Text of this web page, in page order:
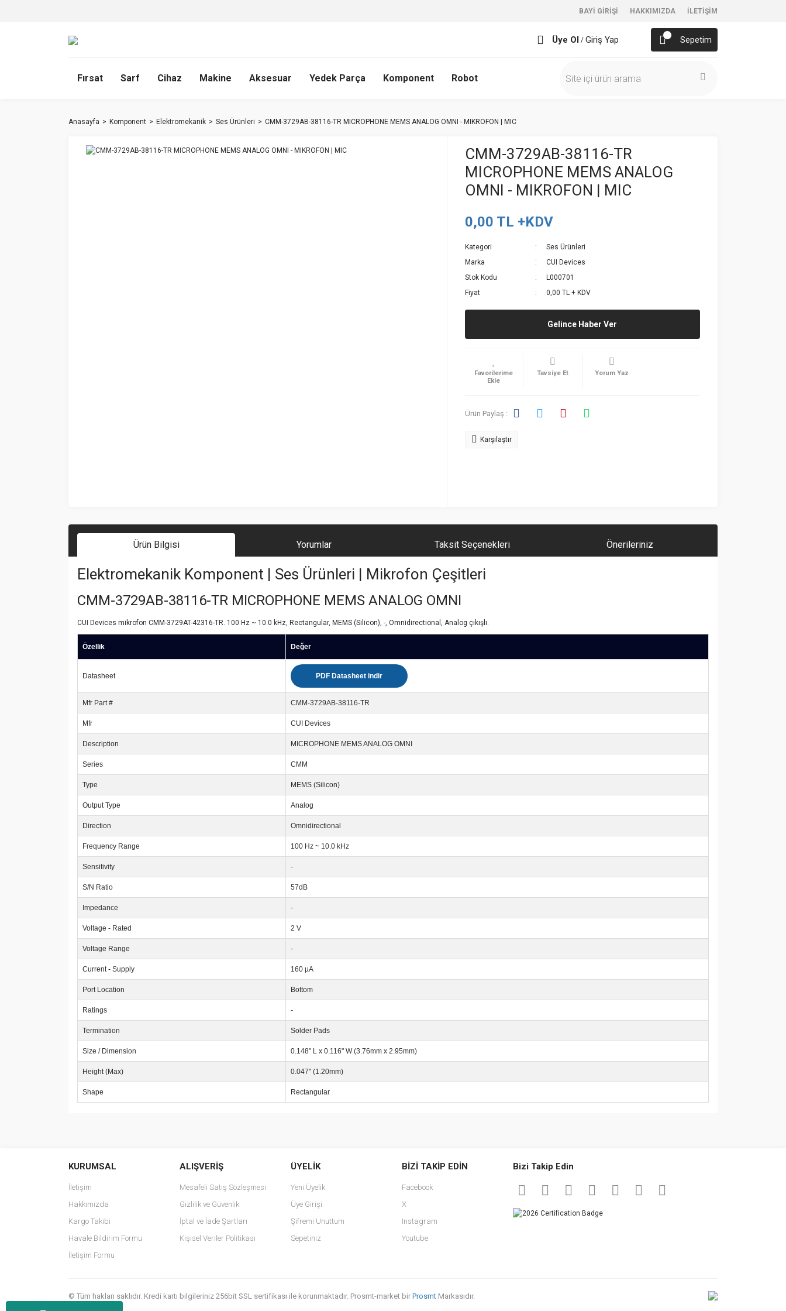
BAYİ GİRİŞİ HAKKIMIZDA İLETİŞİM
Üye Ol / Giriş Yap Sepetim
Fırsat Sarf Cihaz Makine Aksesuar Yedek Parça Komponent Robot
Anasayfa Komponent Elektromekanik Ses Ürünleri CMM-3729AB-38116-TR MICROPHONE MEMS ANALOG OMNI - MIKROFON | MIC
CMM-3729AB-38116-TR
MICROPHONE MEMS ANALOG
OMNI - MIKROFON | MIC
0,00 TL +KDV
Kategori
Ses Ürünleri
Marka
CUI Devices
Stok Kodu
L000701
Fiyat
0,00 TL + KDV
Gelince Haber Ver
Tavsiye Et Yorum Yaz
Ürün Paylaş :
Karşılaştır
Ürün Bilgisi Yorumlar Taksit Seçenekleri Önerileriniz
Elektromekanik Komponent | Ses Ürünleri | Mikrofon Çeşitleri
CMM-3729AB-38116-TR MICROPHONE MEMS ANALOG OMNI
CUI Devices mikrofon CMM-3729AT-42316-TR. 100 Hz ~ 10.0 kHz, Rectangular, MEMS (Silicon), -, Omnidirectional, Analog çıkışlı.
Özellik Değer
Datasheet PDF Datasheet indir
Mfr Part # CMM-3729AB-38116-TR
Mfr CUI Devices
Description MICROPHONE MEMS ANALOG OMNI
Series CMM
Type MEMS (Silicon)
Output Type Analog
Direction Omnidirectional
Frequency Range 100 Hz ~ 10.0 kHz
Sensitivity -
S/N Ratio 57dB
Impedance -
Voltage - Rated 2 V
Voltage Range -
Current - Supply 160 µA
Port Location Bottom
Ratings -
Termination Solder Pads
Size / Dimension 0.148" L x 0.116" W (3.76mm x 2.95mm)
Height (Max) 0.047" (1.20mm)
Shape Rectangular
Ürün resmi kalitesiz, bozuk veya görüntülenemiyor.
Ürün açıklamasında eksik bilgiler bulunuyor.
Ürün bilgilerinde hatalar bulunuyor.
Ürün fiyatı diğer sitelerden daha pahalı.
KURUMSAL
İletişim
Hakkımızda
Kargo Takibi
Havale Bildirim Formu
İletişim Formu
ALIŞVERİŞ
Mesafeli Satış Sözleşmesi
Gizlilik ve Güvenlik
İptal ve İade Şartları
Kişisel Veriler Politikası
ÜYELİK
Yeni Üyelik
Üye Girişi
Şifremi Unuttum
Sepetiniz
BİZİ TAKİP EDİN
Facebook
X
Instagram
Youtube
Bizi Takip Edin
© Tüm hakları saklıdır. Kredi kartı bilgileriniz 256bit SSL sertifikası ile korunmaktadır. Prosmt-market bir Prosmt Markasıdır.